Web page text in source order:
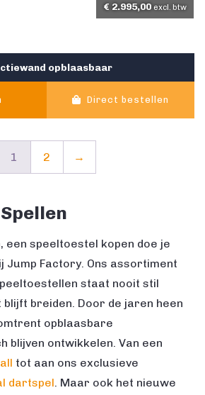
opblaasbaar
€ 2.995,00 excl. btw
Direct bestellen
1 2 →
een speeltoestel kopen doe je
Jump Factory. Ons assortiment
staat nooit stil
breiden. Door de jaren heen
opblaasbare
blijven ontwikkelen. Van een
tot aan ons exclusieve
dartspel. Maar ook het nieuwe